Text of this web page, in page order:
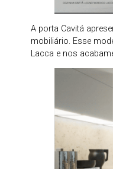
A porta Cavitá
mobiliário. Esse
Lacca e nos